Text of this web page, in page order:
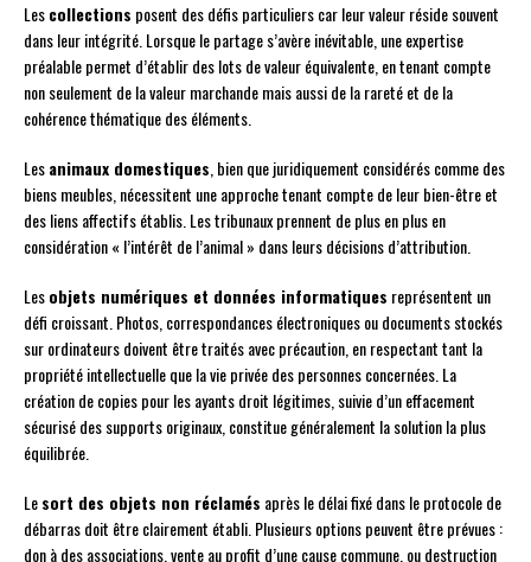
Lescollections posent des défis particuliers car leur valeur réside souvent
dans leur intégrité. Lorsque le partage s’avère inévitable, une expertise
préalable permet d’établir des lots de valeur équivalente, en tenant compte
non seulement de la valeur marchande mais aussi de la rareté et de la
cohérence thématique des éléments.
Lesanimaux domestiques , bien que juridiquement considérés comme des
biens meubles, nécessitent une approche tenant compte de leur bien-être et
des liens affectifs établis. Les tribunaux prennent de plus en plus en
considération « l’intérêt de l’animal » dans leurs décisions d’attribution.
Lesobjets numériques et données informatiques représentent un
défi croissant. Photos, correspondances électroniques ou documents stockés
sur ordinateurs doivent être traités avec précaution, en respectant tant la
propriété intellectuelle que la vie privée des personnes concernées. La
création de copies pour les ayants droit légitimes, suivie d’un effacement
sécurisé des supports originaux, constitue généralement la solution la plus
équilibrée.
Lesort des objets non réclamés après le délai fixé dans le protocole de
débarras doit être clairement établi. Plusieurs options peuvent être prévues :
don à des associations, vente au profit d’une cause commune, ou destruction